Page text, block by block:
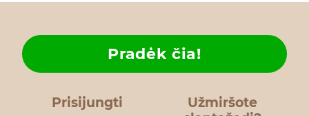
Prisijungti
Užmiršote
Pradėk čia!